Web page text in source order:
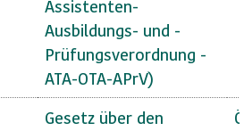
Assistenten-
Ausbildungs- und -
Prüfungsverordnung -
ATA-OTA-APrV)
Gesetz über den